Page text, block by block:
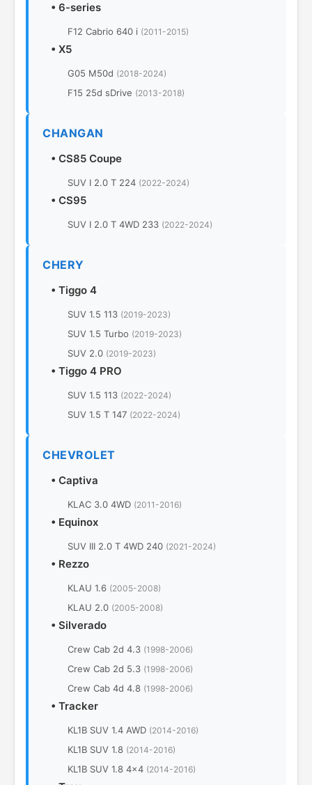
• 6-series
F12 Cabrio 640 i (2011-2015)
• X5
G05 M50d (2018-2024)
F15 25d sDrive (2013-2018)
CHANGAN
• CS85 Coupe
SUV I 2.0 T 224 (2022-2024)
• CS95
SUV I 2.0 T 4WD 233 (2022-2024)
CHERY
• Tiggo 4
SUV 1.5 113 (2019-2023)
SUV 1.5 Turbo (2019-2023)
SUV 2.0 (2019-2023)
• Tiggo 4 PRO
SUV 1.5 113 (2022-2024)
SUV 1.5 T 147 (2022-2024)
CHEVROLET
• Captiva
KLAC 3.0 4WD (2011-2016)
• Equinox
SUV III 2.0 T 4WD 240 (2021-2024)
• Rezzo
KLAU 1.6 (2005-2008)
KLAU 2.0 (2005-2008)
• Silverado
Crew Cab 2d 4.3 (1998-2006)
Crew Cab 2d 5.3 (1998-2006)
Crew Cab 4d 4.8 (1998-2006)
• Tracker
KL1B SUV 1.4 AWD (2014-2016)
KL1B SUV 1.8 (2014-2016)
KL1B SUV 1.8 4x4 (2014-2016)